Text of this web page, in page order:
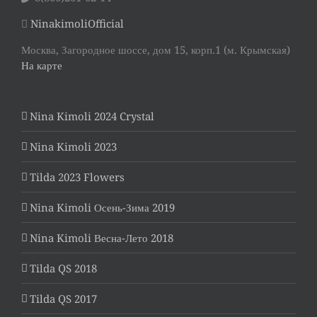
NinakimoliOfficial
Москва, Загородное шоссе, дом 15, корп.1 (м. Крымская)
На карте
Nina Kimoli 2024 Crystal
Nina Kimoli 2023
Tilda 2023 Flowers
Nina Kimoli Осень-Зима 2019
Nina Kimoli Весна-Лето 2018
Tilda QS 2018
Tilda QS 2017